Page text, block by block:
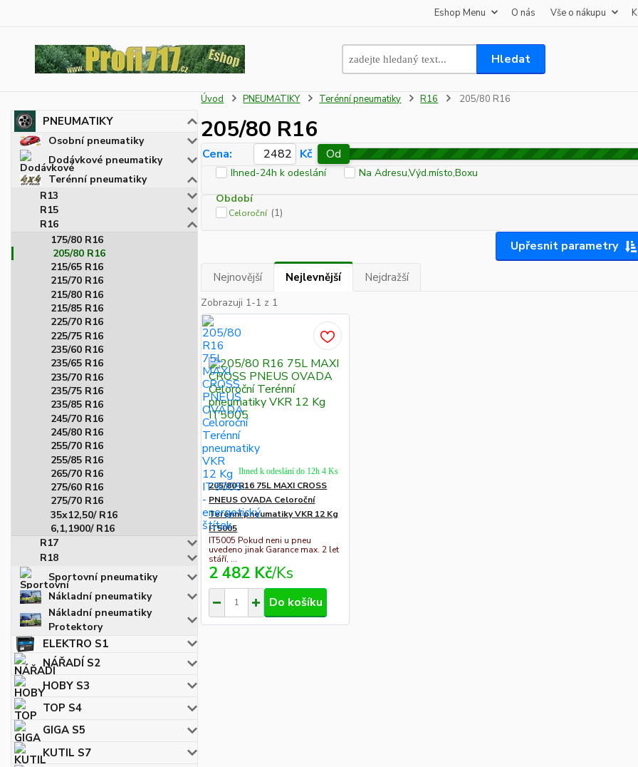
Eshop Menu O nás Vše o nákupu
Hledat
PNEUMATIKY
Osobní pneumatiky
Dodávkové pneumatiky
Terénní pneumatiky
R13
R15
R16
175/80 R16
205/80 R16
215/65 R16
215/70 R16
215/80 R16
215/85 R16
225/70 R16
225/75 R16
235/60 R16
235/65 R16
235/70 R16
235/75 R16
235/85 R16
245/70 R16
245/80 R16
255/70 R16
255/85 R16
265/70 R16
275/60 R16
275/70 R16
35x12,50/ R16
6,1,1900/ R16
R17
R18
Sportovní pneumatiky
Nákladní pneumatiky
Nákladní pneumatiky
Protektory
ELEKTRO S1
NÁŘADÍ S2
HOBY S3
TOP S4
GIGA S5
KUTIL S7
Úvod PNEUMATIKY Terénní pneumatiky R16 205/80 R16
205/80 R16
Upřesnit parametry
Cena: Kč Od
Ihned-24h k odeslání
Na Adresu,Výd.místo,Boxu
Období
Celoroční (1)
Nejnovější Nejlevnější Nejdražší
Zobrazuji 1-1 z 1
205/80 R16 75L MAXI CROSS
PNEUS OVADA Celoroční
Terénní pneumatiky VKR 12 Kg
IT5005
IT5005 Pokud neni u pneu
uvedeno jinak Garance max. 2 let
stáří, ...
2 482 Kč/Ks
Ihned k odeslání do 12h 4 Ks
Do košíku